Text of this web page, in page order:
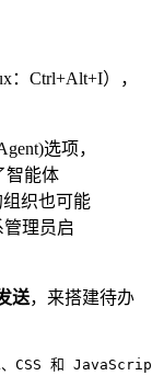
Ctrl+Alt+I），
选项，
智能体
织也可能
理员启
送，来搭建待办
、CSS 和